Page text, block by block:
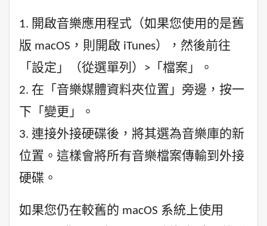
1. 開啟音樂應用程式（如果您使用的是舊
版 macOS，則開啟 iTunes），然後前往
「設定」（從選單列）>「檔案」。
2. 在「音樂媒體資料夾位置」旁邊，按一
下「變更」。
3. 連接外接硬碟後，將其選為音樂庫的新
位置。這樣會將所有音樂檔案傳輸到外接
硬碟。
如果您仍在較舊的 macOS 系統上使用